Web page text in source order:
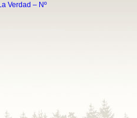
Verdad – Nº